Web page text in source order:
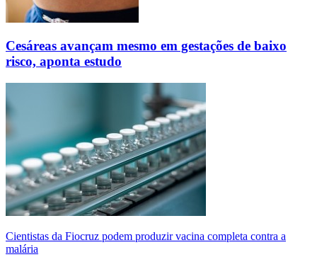
Cesáreas avançam mesmo em gestações de baixo
risco, aponta estudo
Cientistas da Fiocruz podem produzir vacina completa contra a
malária